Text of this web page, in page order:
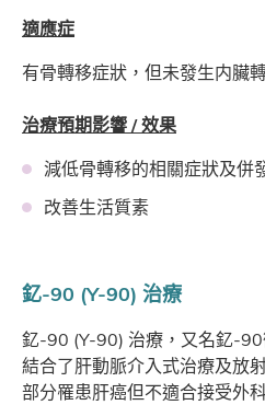
適應症
有骨轉移症狀，但未發生内臟
治療預期影響 / 效果
減低骨轉移的相關症狀及併
改善生活質素
釔-90 (Y-90) 治療
釔-90 (Y-90) 治療，又名釔-90
結合了肝動脈介入式治療及放
部分罹患肝癌但不適合接受外